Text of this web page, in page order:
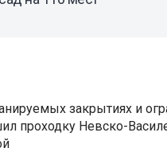
закрытиях и
проходку Невско-